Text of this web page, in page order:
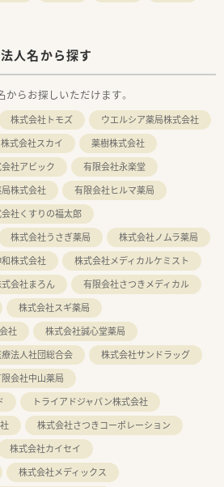
人名から探す
らお探しいただけます。
株式会社トモズ
ウエルシア薬局株式会社
株式会社スカイ
薬樹株式会社
社アビック
有限会社永楽堂
株式会社
有限会社ヒルマ薬局
社くすりの福太郎
株式会社うさぎ薬局
株式会社ノムラ薬局
株式会社
株式会社メディカルケミスト
会社まろん
有限会社さつきメディカル
株式会社スギ薬局
社
株式会社誠心堂薬局
療法人社団総合会
株式会社サンドラッグ
会社中山薬局
トライアドジャパン株式会社
株式会社さつきコーポレーション
株式会社カイセイ
株式会社メディックス